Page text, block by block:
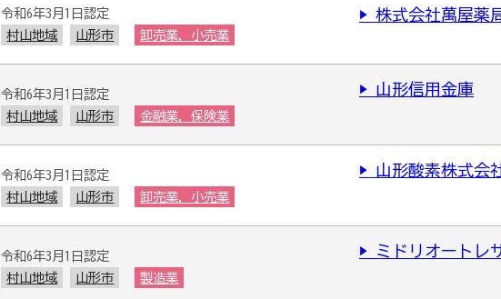
令和6年3月1日認定
村山地域
山形市 卸売業，小売業
▶ 株式会社萬屋薬
令和6年3月1日認定
村山地域
山形市 金融業，保険業
▶ 山形信用金庫
令和6年3月1日認定
村山地域
山形市 卸売業，小売業
▶ 山形酸素株式会
令和6年3月1日認定
村山地域
山形市 製造業
▶ ミドリオートレ